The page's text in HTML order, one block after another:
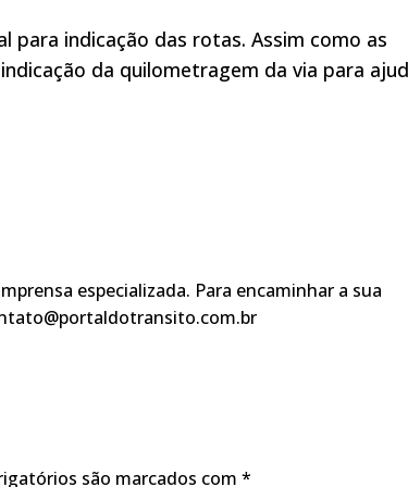
para indicação das rotas. Assim como as
da quilometragem da via para
especializada. Para encaminhar a sua
são marcados com *